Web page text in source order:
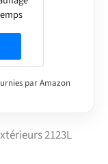
sol
par Amazon
2123L